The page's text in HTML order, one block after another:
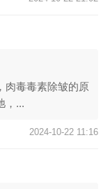
肉毒毒素除皱的原
，...
2024-10-22 11:16